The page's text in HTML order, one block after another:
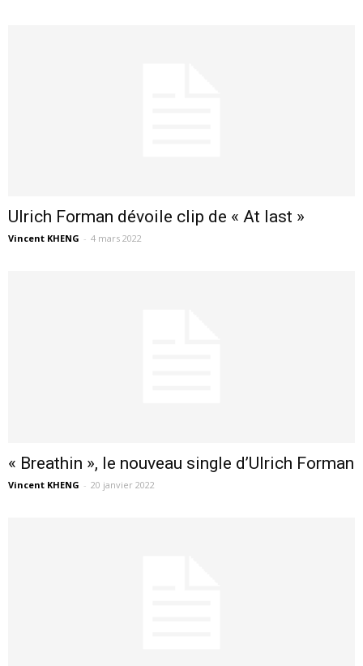
Ulrich Forman dévoile clip de « At last »
Vincent KHENG - 4 mars 2022
« Breathin », le nouveau single d’Ulrich Forman
Vincent KHENG - 20 janvier 2022